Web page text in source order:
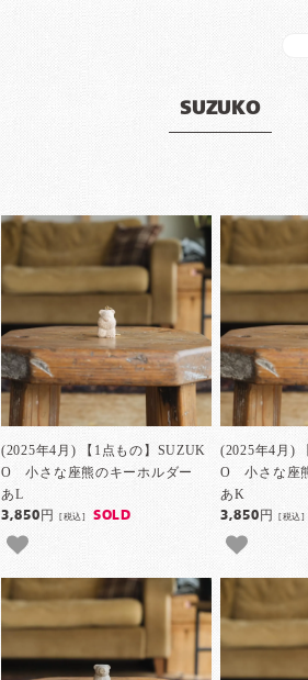
SUZUKO
(2025年4月) 【1点もの】SUZUK
O 小さな座熊のキーホルダー
あL
3,850円[税込] SOLD
(2025年4月)
O 小さな座
あK
3,850円[税込]